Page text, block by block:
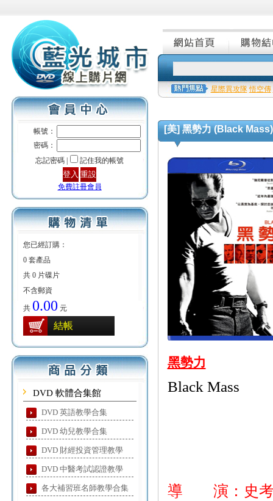
帳號：
密碼：
忘記密碼 |
記住我的帳號
免費註冊會員
您已經訂購：
0 套產品
共 0 片碟片
不含郵資
共 0.00 元
結帳
DVD 軟體合集館
DVD 英語教學合集
DVD 幼兒教學合集
DVD 財經投資管理教學
DVD 中醫考試認證教學
各大補習班名師教學合集
星際異攻隊 悟空傳
[美] 黑勢力 (Black
黑勢力
Black Mass
導 演：史考